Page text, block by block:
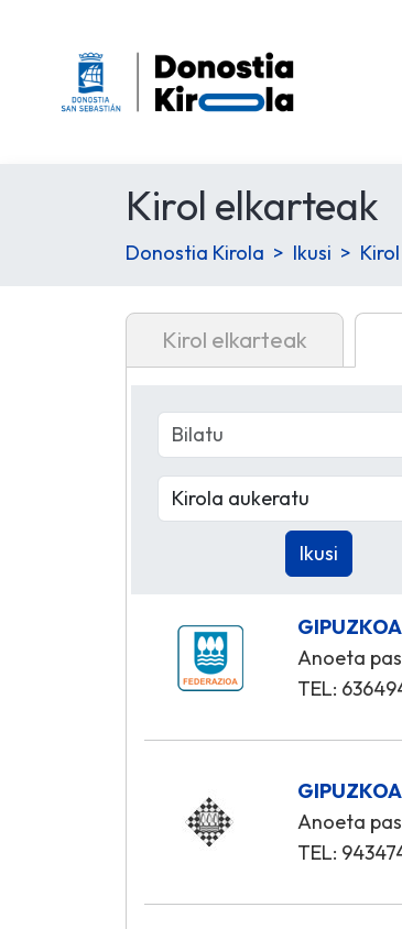
Kirol elkarteak
Donostia Kirola Ikusi
Kirol elkarteak
Anoeta
TEL:
Anoeta
TEL: